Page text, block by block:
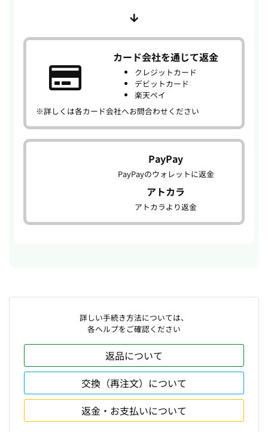
カード会社を通じて返金
クレジットカード
デビットカード
楽天ペイ
※詳しくは各カード会社へお問合わせください
PayPay
PayPayのウォレットに返金
アトカラ
アトカラより返金
詳しい手続き方法については、
各ヘルプをご確認ください
返品について
交換（再注文）について
返金・お支払いについて